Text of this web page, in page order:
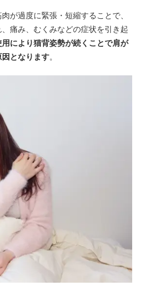
が過度に緊張・短縮することで、
痛み、むくみなどの症状を引き起
により猫背姿勢が続くことで肩が
となります。